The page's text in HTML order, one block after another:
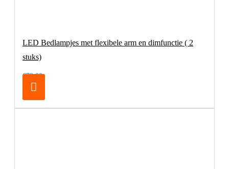
LED Bedlampjes met flexibele arm en dimfunctie ( 2
stuks)
€79,00